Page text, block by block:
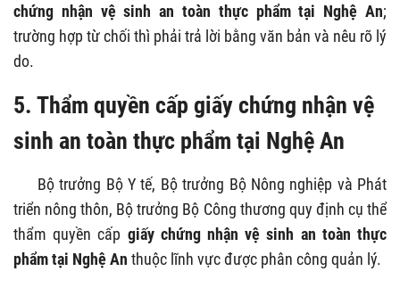
chứng nhận vệ sinh an toàn thực phẩm tại Nghệ An;
trường hợp từ chối thì phải trả lời bằng văn bản và nêu rõ lý
do.
5. Thẩm quyền cấp giấy chứng nhận vệ
sinh an toàn thực phẩm tại Nghệ An
Bộ trưởng Bộ Y tế, Bộ trưởng Bộ Nông nghiệp và Phát
triển nông thôn, Bộ trưởng Bộ Công thương quy định cụ thể
thẩm quyền cấp giấy chứng nhận vệ sinh an toàn thực
phẩm tại Nghệ An thuộc lĩnh vực được phân công quản lý.